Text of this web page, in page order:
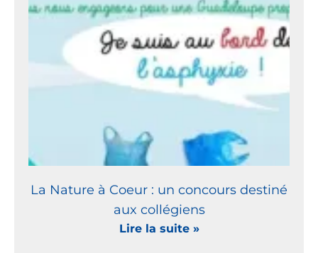
La Nature à Coeur : un concours destiné
aux collégiens
Lire la suite »